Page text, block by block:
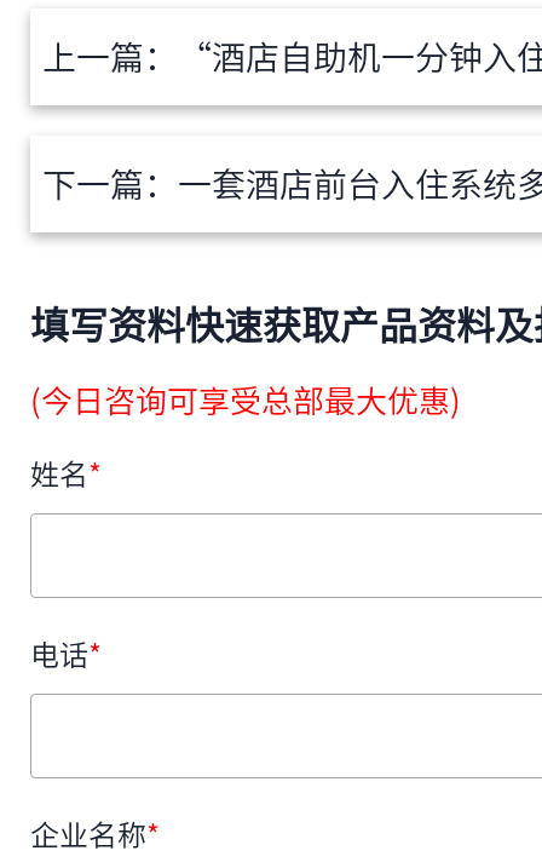
上一篇： “酒店自助机一分钟入住”是承诺还是现
下一篇： 一套酒店前台入住系统多少钱？
填写资料快速获取产品资料
(今日咨询可享受总部最大优惠)
姓名*
电话*
企业名称*